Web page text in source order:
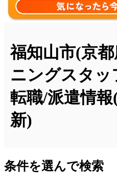
福知山市(京
ニングスタッ
転職/派遣情報
新)
条件を選んで検索